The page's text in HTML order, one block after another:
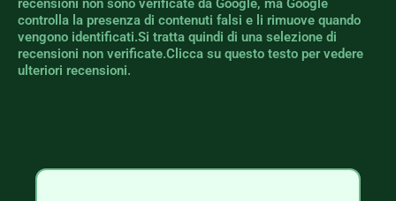
recensioni non sono verificate da Google, ma Google
controlla la presenza di contenuti falsi e li rimuove quando
vengono identificati.Si tratta quindi di una selezione di
recensioni non verificate.Clicca su questo testo per vedere
ulteriori recensioni.